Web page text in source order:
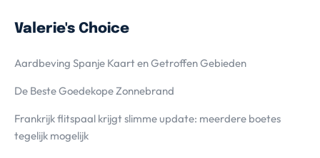
Valerie's Choice
Aardbeving Spanje Kaart en Getroffen Gebieden
De Beste Goedekope Zonnebrand
Frankrijk flitspaal krijgt slimme update: meerdere boetes
tegelijk mogelijk